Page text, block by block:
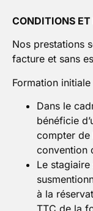
CONDITIONS
Nos prestations
facture et sans
Formation
Dans le
bénéficie
compter de
convention
Le
à la